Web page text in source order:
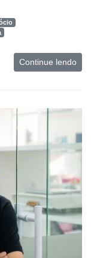
Continue lendo